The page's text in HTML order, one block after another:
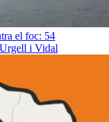
el foc: 54
i Vidal